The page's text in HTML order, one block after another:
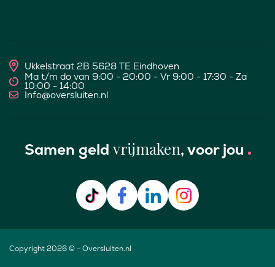
Ukkelstraat 2B 5628 TE Eindhoven
Ma t/m do van 9:00 - 20:00 - Vr 9:00 - 17:30 - Za
10:00 - 14:00
Info@oversluiten.nl
Samen geld vrijmaken, voor jou
Copyright 2026 © - Oversluiten.nl